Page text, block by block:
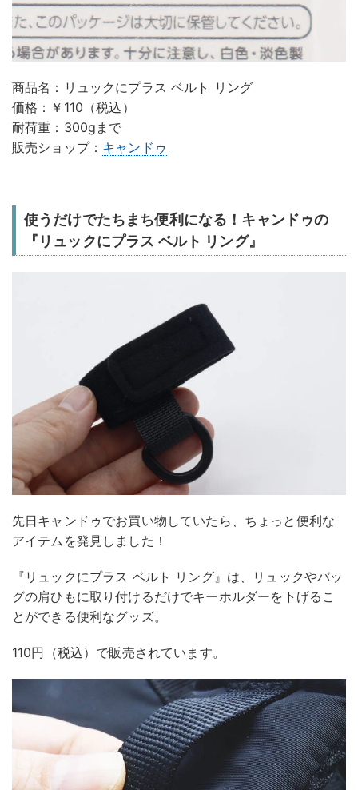
商品名：リュックにプラス ベルト リング
価格：￥110（税込）
耐荷重：300gまで
販売ショップ： キャンドゥ
使うだけでたちまち便利になる！キャンドゥの
『リュックにプラス ベルト リング』
先日キャンドゥでお買い物していたら、ちょっと便利な
アイテムを発見しました！
『リュックにプラス ベルト リング』は、リュックやバッ
グの肩ひもに取り付けるだけでキーホルダーを下げるこ
とができる便利なグッズ。
110円（税込）で販売されています。